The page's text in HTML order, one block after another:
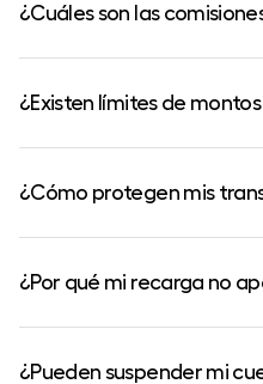
¿Cuáles son las
¿Existen límites de
¿Cómo protegen mis
¿Por qué mi recarga no
¿Pueden suspender mi